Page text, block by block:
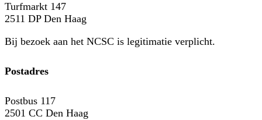
Turfmarkt 147
2511 DP Den Haag
Bij bezoek aan het NCSC is legitimatie verplicht.
Postadres
Postbus 117
2501 CC Den Haag